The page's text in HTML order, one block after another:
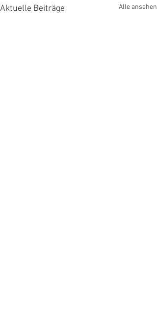
Aktuelle Beiträge Alle ansehen